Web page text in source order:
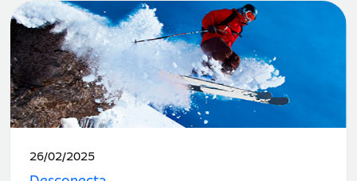
Fecha
26/02/2025